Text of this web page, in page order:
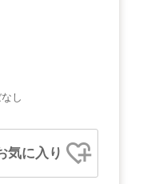
し
気に入り